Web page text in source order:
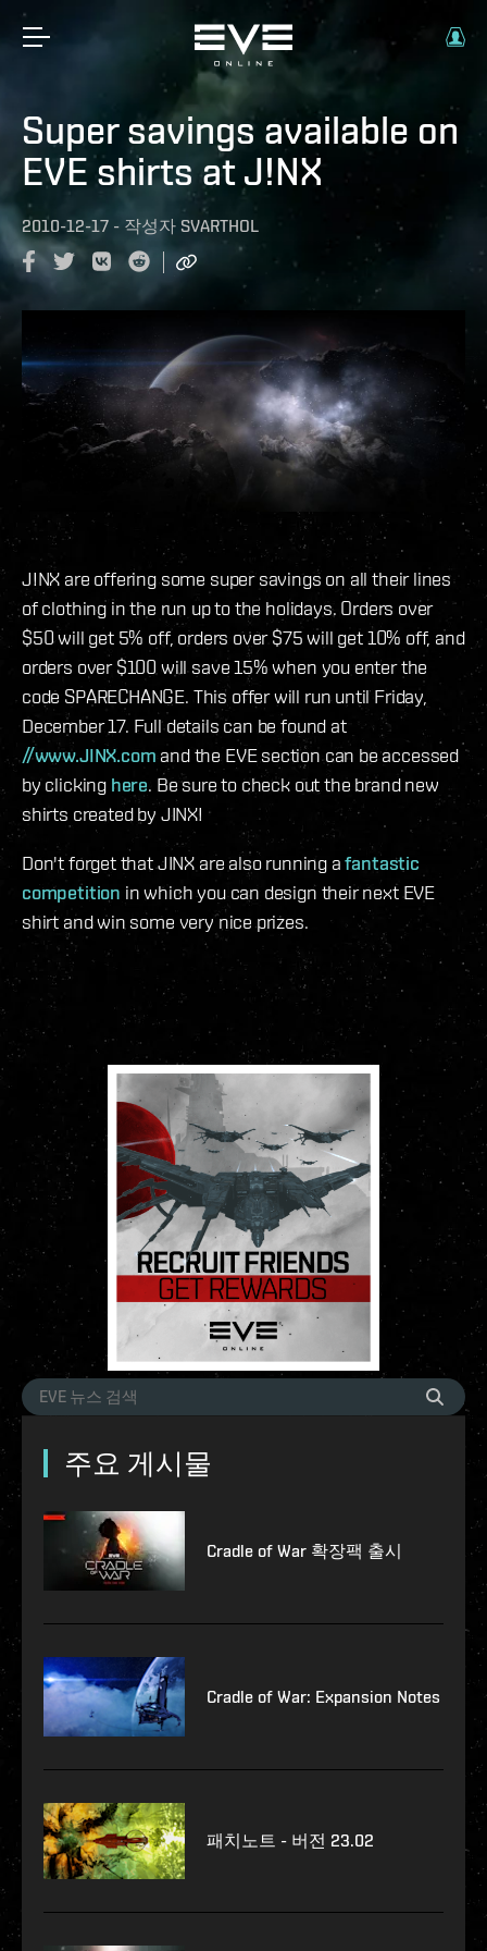
Super savings available on
EVE shirts at J!NX
2010-12-17 - 작성자 SVARTHOL
J!NX are offering some super savings on all their lines
of clothing in the run up to the holidays. Orders over
$50 will get 5% off, orders over $75 will get 10% off, and
orders over $100 will save 15% when you enter the
code SPARECHANGE. This offer will run until Friday,
December 17. Full details can be found at
//www.JINX.com and the EVE section can be accessed
by clicking here. Be sure to check out the brand new
shirts created by JINX!
Don't forget that JINX are also running afantastic
competition in which you can design their next EVE
shirt and win some very nice prizes.
주요 게시물
Cradle of War 확장팩 출시
Cradle of War: Expansion Notes
패치노트 - 버전 23.02